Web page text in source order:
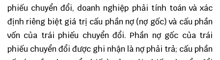
phiếu chuyển đổi, doanh nghiệp phải tính toán và xác
định riêng biệt giá trị cấu phần nợ (nợ gốc) và cấu phần
vốn của trái phiếu chuyển đổi. Phần nợ gốc của trái
phiếu chuyển đổi được ghi nhận là nợ phải trả; cấu phần